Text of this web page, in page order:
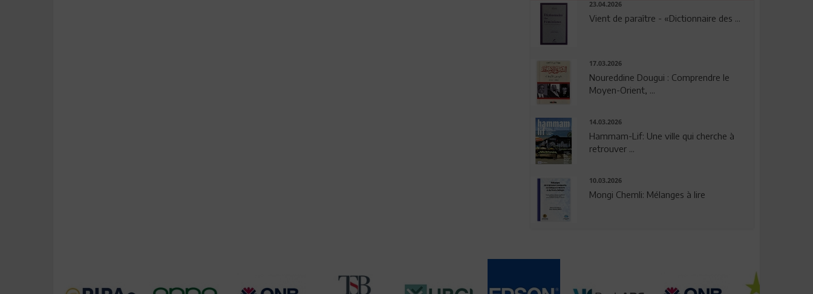
23.04.2026
Vient de paraître - «Dictionnaire des ...
17.03.2026
Noureddine Dougui : Comprendre le
Moyen-Orient, ...
14.03.2026
Hammam-Lif: Une ville qui cherche à
retrouver ...
10.03.2026
Mongi Chemli: Mélanges à lire